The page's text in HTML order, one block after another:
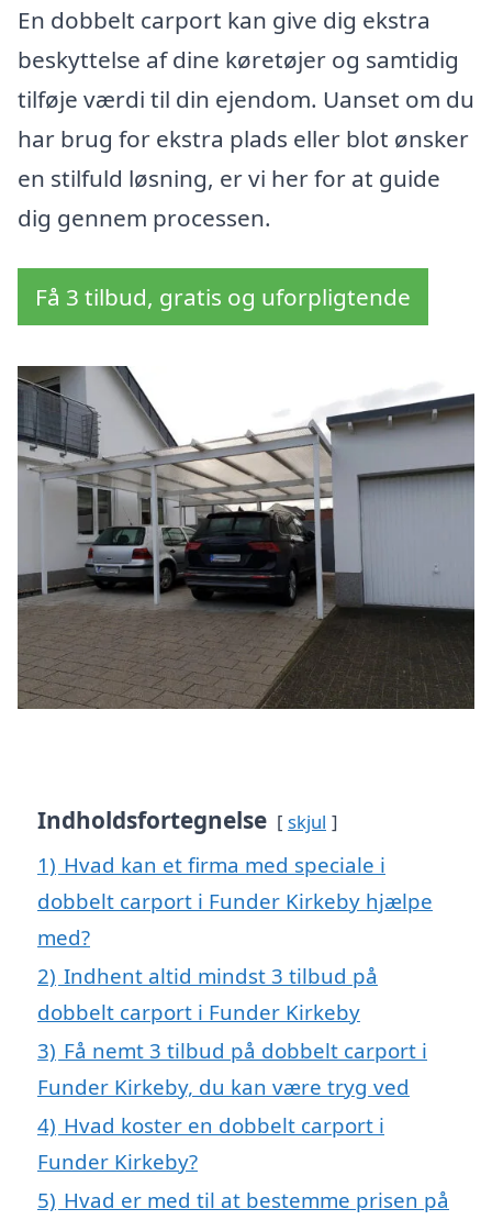
En dobbelt carport kan give dig ekstra
beskyttelse af dine køretøjer og samtidig
tilføje værdi til din ejendom. Uanset om du
har brug for ekstra plads eller blot ønsker
en stilfuld løsning, er vi her for at guide
dig gennem processen.
Få 3 tilbud, gratis og uforpligtende
Indholdsfortegnelse skjul
1) Hvad kan et firma med speciale i
dobbelt carport i Funder Kirkeby hjælpe
med?
2) Indhent altid mindst 3 tilbud på
dobbelt carport i Funder Kirkeby
3) Få nemt 3 tilbud på dobbelt carport i
Funder Kirkeby, du kan være tryg ved
4) Hvad koster en dobbelt carport i
Funder Kirkeby?
5) Hvad er med til at bestemme prisen på